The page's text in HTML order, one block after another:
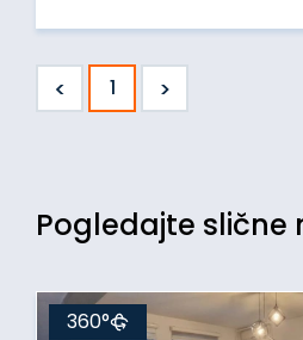
< 1 >
Pogledajte slične
360°